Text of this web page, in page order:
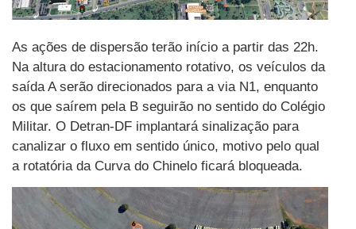
As ações de dispersão terão início a partir das 22h.
Na altura do estacionamento rotativo, os veículos da
saída A serão direcionados para a via N1, enquanto
os que saírem pela B seguirão no sentido do Colégio
Militar. O Detran-DF implantará sinalização para
canalizar o fluxo em sentido único, motivo pelo qual
a rotatória da Curva do Chinelo ficará bloqueada.